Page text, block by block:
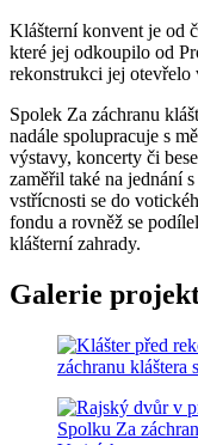
Klášterní konvent je od
které jej odkoupilo od
rekonstrukci jej otevřelo
Spolek Za záchranu
nadále spolupracuje s
výstavy, koncerty či
zaměřil také na jednání
vstřícnosti se do
fondu a rovněž se
klášterní zahrady.
Galerie